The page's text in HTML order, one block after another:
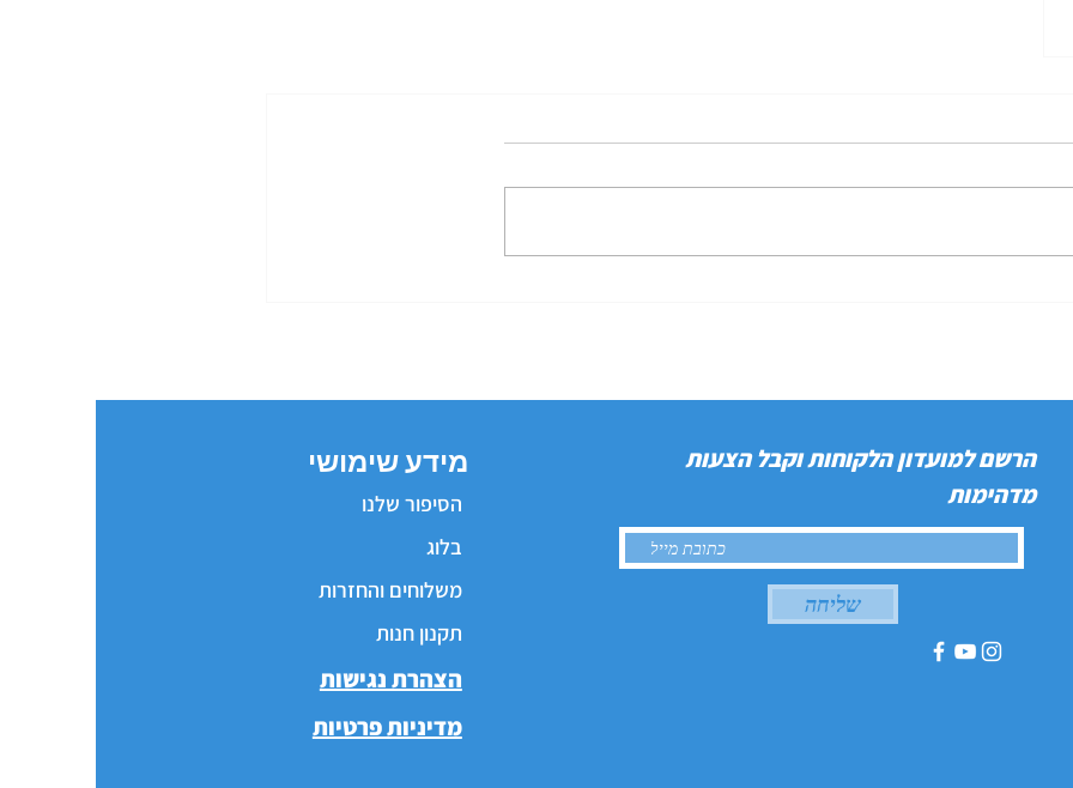
מידע שימושי
הסיפור שלנו
בלוג
משלוחים והחזרות
תקנון חנות
הצהרת נגישות
מדיניות פרטיות
הרשם למועדון הלקוחות וקבל הצעות
מדהימות
שליחה